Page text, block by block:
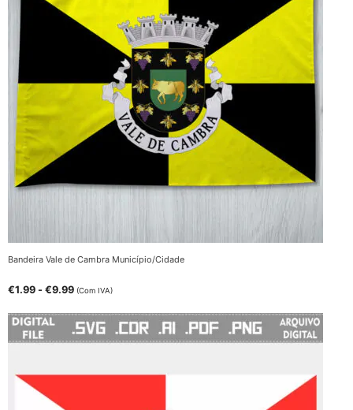
Bandeira Vale de Cambra Município/Cidade
€1.99 - €9.99 (Com IVA)